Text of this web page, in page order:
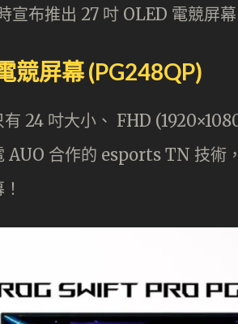
布推出 27 吋 OLED 電競屏幕
競屏幕 (PG248QP)
24 吋大小、 FHD
AUO 合作的 esports TN 技術